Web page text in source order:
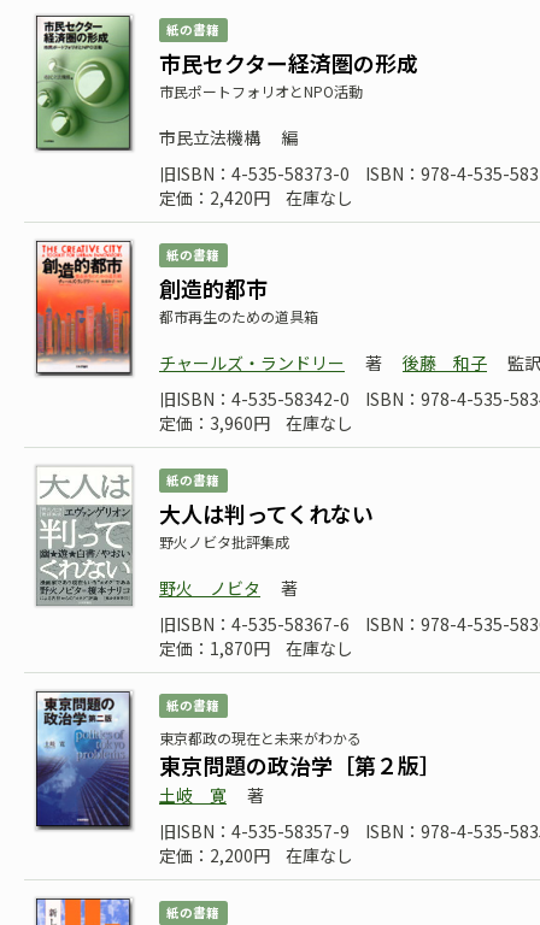
紙の書籍
市民セクター経済圏の形成
市民ポートフォリオとNPO活動
市民立法機構
編
旧ISBN：4-535-58373-0
ISBN：978-4-535-
定価：2,420円
在庫なし
紙の書籍
創造的都市
都市再生のための道具箱
チャールズ・ランドリー 著 後藤 和子
監訳
旧ISBN：4-535-58342-0
ISBN：978-4-535-
定価：3,960円
在庫なし
紙の書籍
大人は判ってくれない
野火ノビタ批評集成
野火 ノビタ
著
旧ISBN：4-535-58367-6
ISBN：978-4-535-
定価：1,870円
在庫なし
紙の書籍
東京都政の現在と未来がわかる
東京問題の政治学［第２版］
土岐 寛
著
旧ISBN：4-535-58357-9
ISBN：978-4-535-
定価：2,200円
在庫なし
紙の書籍